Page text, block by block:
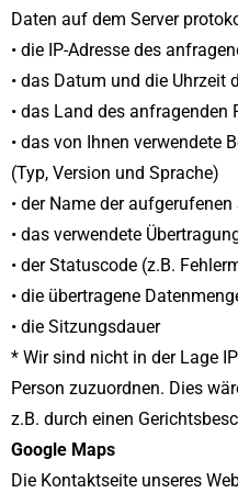
Daten auf dem Server
• die IP-Adresse des
• das Datum und die Uhrzeit
• das Land des anfragenden
• das von Ihnen verwendete
(Typ, Version und Sprache)
• der Name der
• das verwendete
• der Statuscode (z.B.
• die übertragene
• die Sitzungsdauer
* Wir sind nicht in der Lage
Person zuzuordnen. Dies
z.B. durch einen
Google Maps
Die Kontaktseite unseres